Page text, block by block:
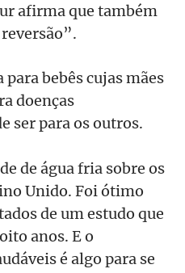
afirma que também
bebês cujas mães
doenças
ser para os outros.
de água fria sobre os
Unido. Foi ótimo
de um estudo que
anos. E o
é algo para se